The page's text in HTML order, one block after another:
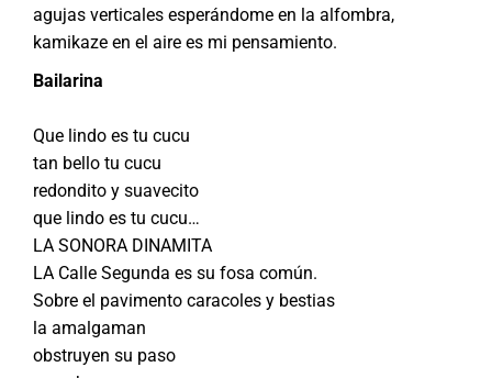
agujas verticales esperándome en la alfombra,
kamikaze en el aire es mi pensamiento.
Bailarina
Que lindo es tu cucu
tan bello tu cucu
redondito y suavecito
que lindo es tu cucu…
LA SONORA DINAMITA
LA Calle Segunda es su fosa común.
Sobre el pavimento caracoles y bestias
la amalgaman
obstruyen su paso